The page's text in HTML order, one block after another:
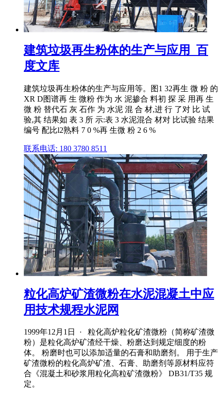
建筑垃圾再生粉体的生产与应用_百
度文库
建筑垃圾再生粉体的生产与应用等。图1 32再生 微 粉 的
XR D图谱再 生 微粉 作为 水 泥掺合 料初 探 采 用再 生
微 粉 替代石 灰 石作 为 水泥 混 合 材,进 行 了对 比 试
验,其 结果如 表 3 所 示:表 3 水泥混合 材对 比试验 结果
编号 配比l2熟料 7 0 %再 生微 粉 2 6 %
联系电话: 180 3780 8511
粒化高炉矿渣微粉在水泥混凝土中应
用技术规程水泥网
1999年12月1日 · 粒化高炉粒化矿渣微粉（简称矿渣微
粉）是粒化高炉矿渣经干燥、粉磨达到规定细度的粉
体。 粉磨时也可以添加适量的石膏和助磨剂。 用于生产
矿渣微粉的粒化高炉矿渣、石膏、助磨剂等原材料应符
合《混凝土和砂浆用粒化高粒矿渣微粉》 DB31/T35 规
定。